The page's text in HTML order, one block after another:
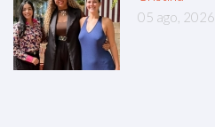
05 ago, 2026